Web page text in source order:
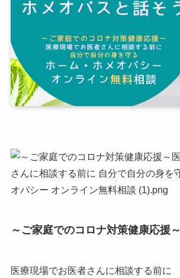
～ご家庭でのコロナ対策健康応援～
医療現場でお医者さんに相談する前に